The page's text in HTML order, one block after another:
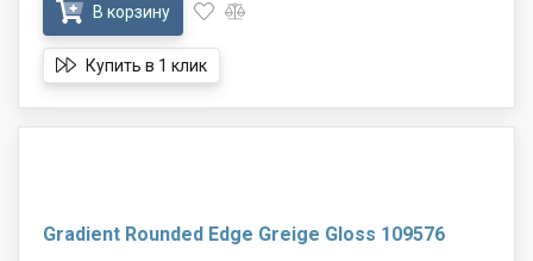
В корзину
Купить в 1 клик
Gradient Rounded Edge Greige Gloss 109576